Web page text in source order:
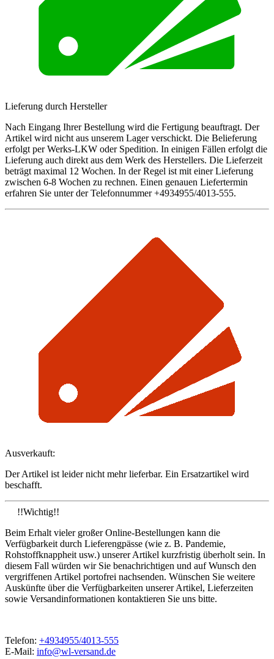
Lieferung durch Hersteller
Nach Eingang Ihrer Bestellung wird die Fertigung beauftragt. Der
Artikel wird nicht aus unserem Lager verschickt. Die Belieferung
erfolgt per Werks-LKW oder Spedition. In einigen Fällen erfolgt die
Lieferung auch direkt aus dem Werk des Herstellers. Die Lieferzeit
beträgt maximal 12 Wochen. In der Regel ist mit einer Lieferung
zwischen 6-8 Wochen zu rechnen. Einen genauen Liefertermin
erfahren Sie unter der Telefonnummer +4934955/4013-555.
Ausverkauft:
Der Artikel ist leider nicht mehr lieferbar. Ein Ersatzartikel wird
beschafft.
!!Wichtig!!
Beim Erhalt vieler großer Online-Bestellungen kann die
Verfügbarkeit durch Lieferengpässe (wie z. B. Pandemie,
Rohstoffknappheit usw.) unserer Artikel kurzfristig überholt sein. In
diesem Fall würden wir Sie benachrichtigen und auf Wunsch den
vergriffenen Artikel portofrei nachsenden. Wünschen Sie weitere
Auskünfte über die Verfügbarkeiten unserer Artikel, Lieferzeiten
sowie Versandinformationen kontaktieren Sie uns bitte.
Telefon: +4934955/4013-555
E-Mail: info@wl-versand.de